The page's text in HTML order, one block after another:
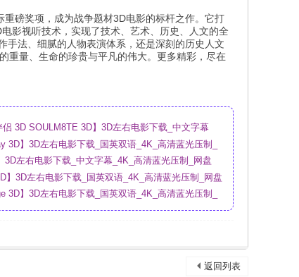
磅奖项，成为战争题材3D电影的标杆之作。它打
影视听技术，实现了技术、艺术、历史、人文的全
手法、细腻的人物表演体系，还是深刻的历史人文
重量、生命的珍贵与平凡的伟大。更多精彩，尽在
侣 3D SOULM8TE 3D】3D左右电影下载_中文字幕
3D】3D左右电影下载_国英双语_4K_高清蓝光压制_
3D左右电影下载_中文字幕_4K_高清蓝光压制_网盘
】3D左右电影下载_国英双语_4K_高清蓝光压制_网盘
3D】3D左右电影下载_国英双语_4K_高清蓝光压制_
返回列表